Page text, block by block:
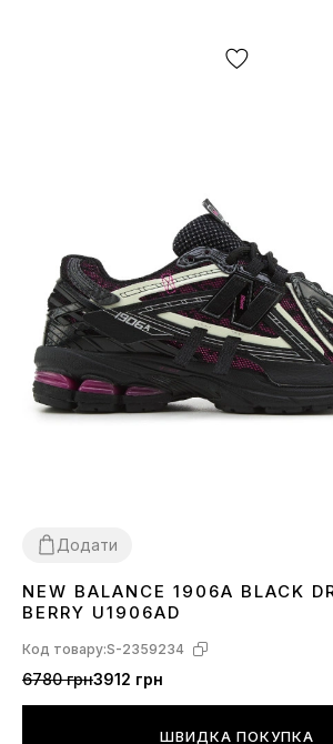
Додати
3637 3839404142 4344 45
NEW BALANCE 1906A BLACK
BERRY U1906AD
Код товару:S-2359234
6780 грн3912 грн
ШВИДКА ПОКУПКА